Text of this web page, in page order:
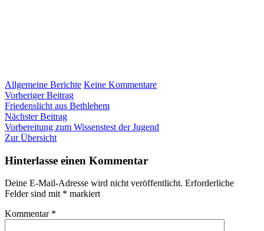
Allgemeine Berichte Keine Kommentarezu
SAN-
Beitragsnavigation
Vorheriger BeitragVorheriger
Beitrag:
Friedenslicht aus Bethlehem
Nächster BeitragNächster
Beitrag:
Vorbereitung zum Wissenstest der Jugend
Zur Übersicht
Hinterlasse einen Kommentar
Deine E-Mail-Adresse wird nicht veröffentlicht. Erforderliche
Felder sind mit * markiert
Kommentar *